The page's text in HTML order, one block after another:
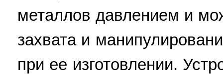
металлов давлением и
захвата и
при ее изготовлении.